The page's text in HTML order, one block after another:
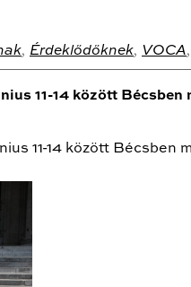
, Érdeklődőknek, VOCA,
11-14 között
11-14 között